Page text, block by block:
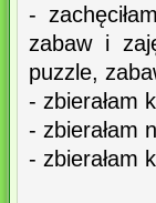
-
zabaw i
puzzle,
- zbierałam
- zbierałam
- zbierałam